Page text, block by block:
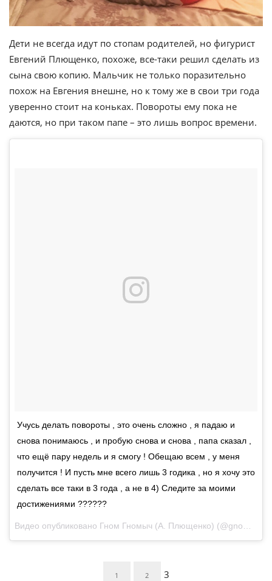
Дети не всегда идут по стопам родителей, но фигурист
Евгений Плющенко, похоже, все-таки решил сделать из
сына свою копию. Мальчик не только поразительно
похож на Евгения внешне, но к тому же в свои три года
уверенно стоит на коньках. Повороты ему пока не
даются, но при таком папе – это лишь вопрос времени.
Учусь делать повороты , это очень сложно , я падаю и
снова понимаюсь , и пробую снова и снова , папа сказал ,
что ещё пару недель и я смогу ! Обещаю всем , у меня
получится ! И пусть мне всего лишь 3 годика , но я хочу это
сделать все таки в 3 года , а не в 4) Следите за моими
достижениями ??????
1 2 3